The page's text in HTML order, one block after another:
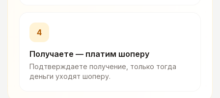
4
Получаете — платим шоперу
Подтверждаете получение, только тогда
деньги уходят шоперу.